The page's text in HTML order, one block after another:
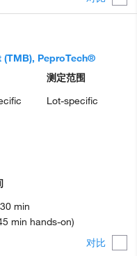
对比
(TMB), PeproTech®
测定范围
Lot-specific
min
min hands-on)